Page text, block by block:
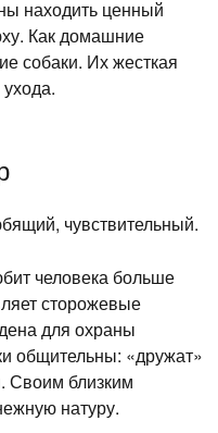
находить ценный
Как домашние
собаки. Их жесткая
чувствительный.
человека больше
сторожевые
для охраны
общительны: «дружат»
Своим близким
натуру.